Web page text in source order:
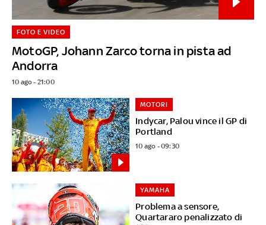
MotoGP, Johann Zarco torna in pista ad
Andorra
FOTO E VIDEO
10 ago - 21:00
Indycar, Palou vince il GP di
Portland
MOTORI
10 ago - 09:30
Problema a sensore,
Quartararo penalizzato di
YAMAHA